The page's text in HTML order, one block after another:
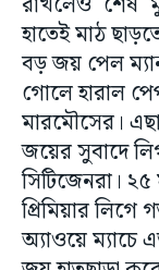
হাতেই মাঠ
বড় জয় পেল
গোলে হারাল
মারমৌসের।
জয়ের সুবাদে
সিটিজেনরা। ২৫
প্রিমিয়ার লিগে
অ্যাওয়ে ম্যাচে